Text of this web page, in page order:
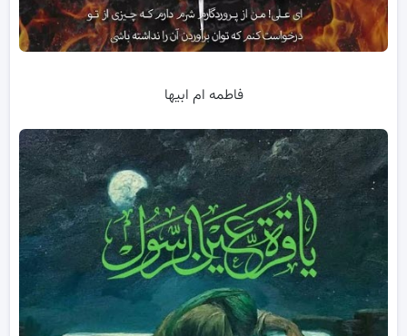
فاطمه ام ابیها